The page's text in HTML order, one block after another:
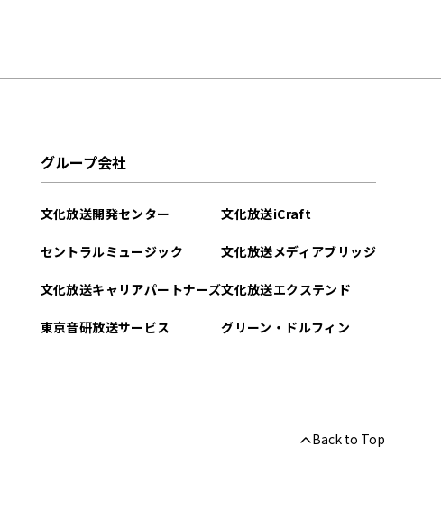
グループ会社
文化放送開発センター
セントラルミュージック
文化放送キャリアパートナーズ
東京音研放送サービス
文化放送iCraft
文化放送メディアブリッジ
文化放送エクステンド
グリーン・ドルフィン
Back to Top